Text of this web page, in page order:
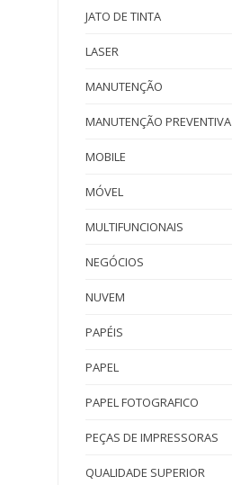
JATO DE TINTA
LASER
MANUTENÇÃO
MANUTENÇÃO PREVENTIVA
MOBILE
MÓVEL
MULTIFUNCIONAIS
NEGÓCIOS
NUVEM
PAPÉIS
PAPEL
PAPEL FOTOGRAFICO
PEÇAS DE IMPRESSORAS
QUALIDADE SUPERIOR